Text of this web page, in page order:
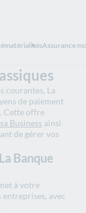
Assurance
courantes, La
de paiement
Cette offre
Business ainsi
de gérer vos
Banque
à votre
entreprises, avec